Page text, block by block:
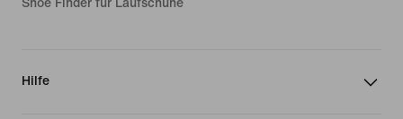
Shoe Finder für Laufschuhe
Hilfe